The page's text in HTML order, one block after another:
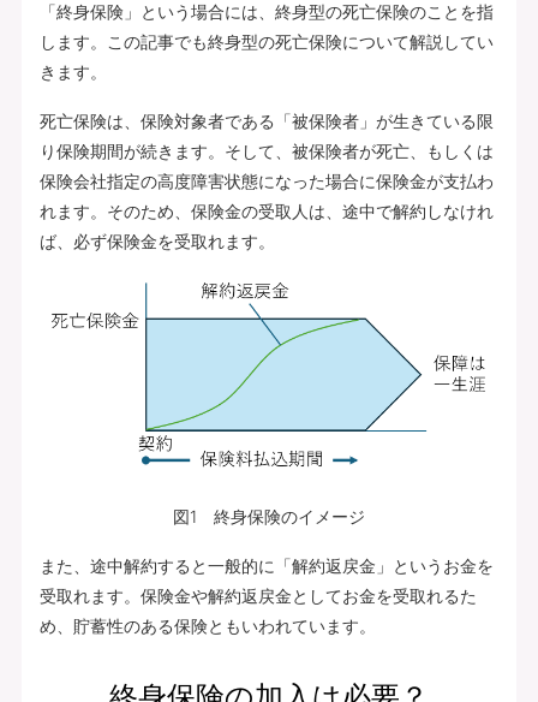
「終身保険」という場合には、終身型の死亡保険のことを指
します。この記事でも終身型の死亡保険について解説してい
きます。
死亡保険は、保険対象者である「被保険者」が生きている限
り保険期間が続きます。そして、被保険者が死亡、もしくは
保険会社指定の高度障害状態になった場合に保険金が支払わ
れます。そのため、保険金の受取人は、途中で解約しなけれ
ば、必ず保険金を受取れます。
図1 終身保険のイメージ
また、途中解約すると一般的に「解約返戻金」というお金を
受取れます。保険金や解約返戻金としてお金を受取れるた
め、貯蓄性のある保険ともいわれています。